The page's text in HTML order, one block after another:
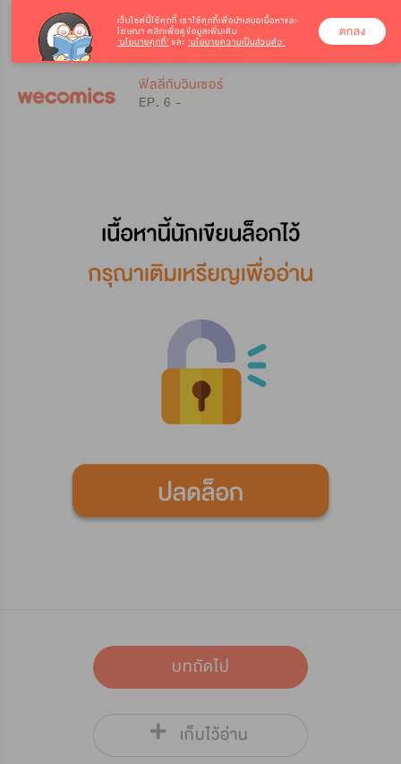
ฟิลลี่กับวินเซอร์
EP. 6 -
บทถัดไป
เก็บไว้อ่าน
เว็บไซต์นี้ใช้คุกกี้ เราใช้คุกกี้เพื่อนำเสนอเนื้อหาและ
โฆษณา คลิกเพื่อดูข้อมูลเพิ่มเติม
‘นโยบายคุกกี้’ และ ‘นโยบายความเป็นส่วนตัว’
ตกลง